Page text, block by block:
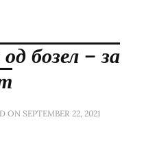
бозел – за
ONSEPTEMBER 22, 2021